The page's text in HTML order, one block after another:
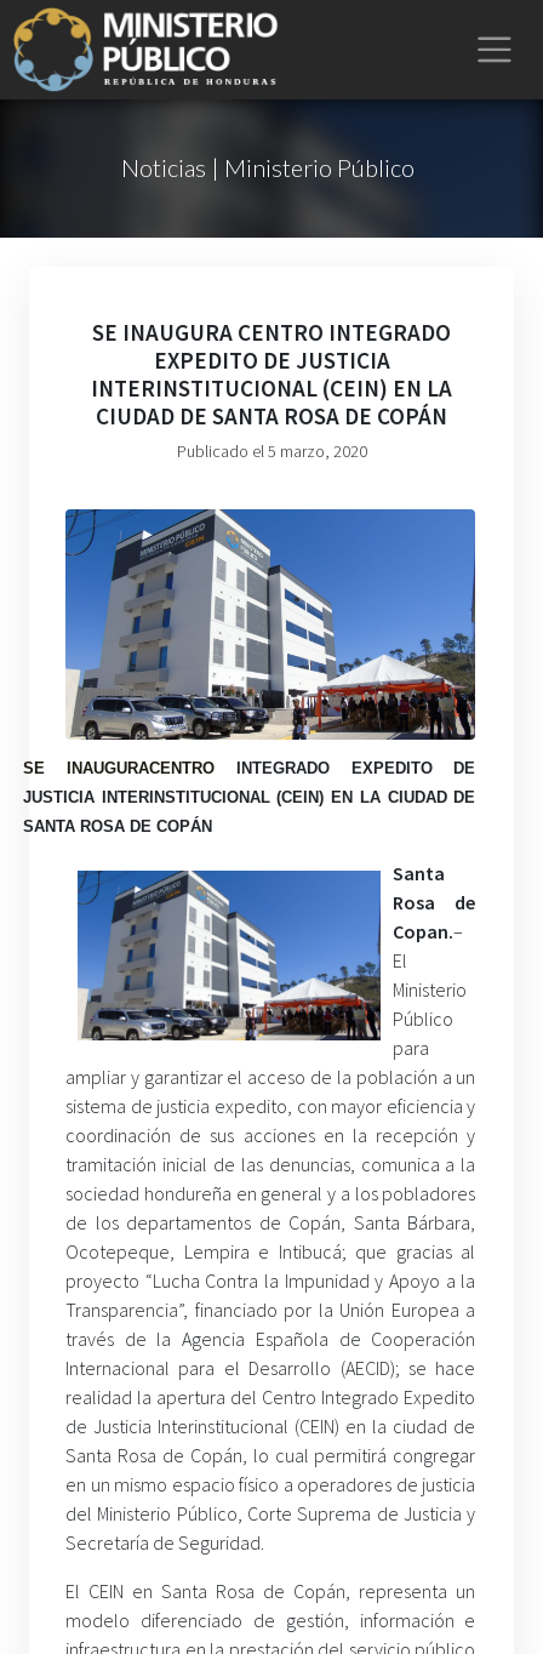
Noticias | Ministerio Público
SE INAUGURA CENTRO INTEGRADO
EXPEDITO DE JUSTICIA
INTERINSTITUCIONAL (CEIN) EN LA
CIUDAD DE SANTA ROSA DE COPÁN
Publicado el 5 marzo, 2020
SE INAUGURACENTROINTEGRADO EXPEDITO DE
JUSTICIA INTERINSTITUCIONAL (CEIN) EN LA CIUDAD DE
SANTA ROSA DE COPÁN
Santa
Rosa de
Copan.–
El
Ministerio
Público
para
ampliar y garantizar el acceso de la población a un
sistema de justicia expedito, con mayor eficiencia y
coordinación de sus acciones en la recepción y
tramitación inicial de las denuncias, comunica a la
sociedad hondureña en general y a los pobladores
de los departamentos de Copán, Santa Bárbara,
Ocotepeque, Lempira e Intibucá; que gracias al
proyecto “Lucha Contra la Impunidad y Apoyo a la
Transparencia”, financiado por la Unión Europea a
través de la Agencia Española de Cooperación
Internacional para el Desarrollo (AECID); se hace
realidad la apertura del Centro Integrado Expedito
de Justicia Interinstitucional (CEIN) en la ciudad de
Santa Rosa de Copán, lo cual permitirá congregar
en un mismo espacio físico a operadores de justicia
del Ministerio Público, Corte Suprema de Justicia y
Secretaría de Seguridad.
El CEIN en Santa Rosa de Copán, representa un
modelo diferenciado de gestión, información e